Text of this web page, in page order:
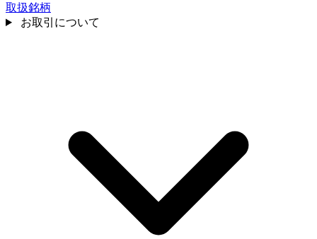
取扱銘柄
お取引について